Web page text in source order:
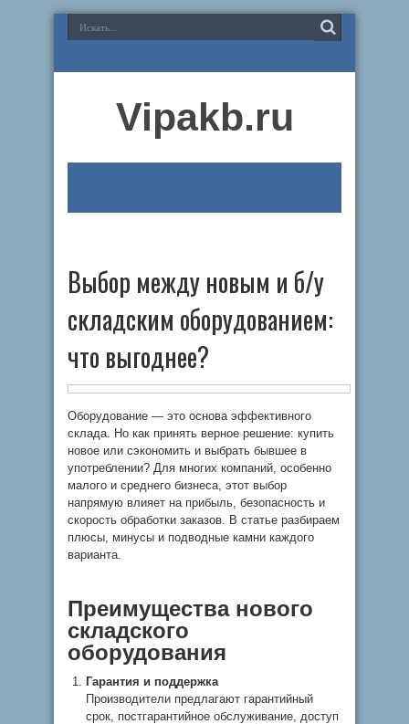
Vipakb.ru
Выбор между новым и б/у
складским оборудованием:
что выгоднее?
Оборудование — это основа эффективного
склада. Но как принять верное решение: купить
новое или сэкономить и выбрать бывшее в
употреблении? Для многих компаний, особенно
малого и среднего бизнеса, этот выбор
напрямую влияет на прибыль, безопасность и
скорость обработки заказов. В статье разбираем
плюсы, минусы и подводные камни каждого
варианта.
Преимущества нового
складского
оборудования
Гарантия и поддержка
Производители предлагают гарантийный
срок, постгарантийное обслуживание, доступ